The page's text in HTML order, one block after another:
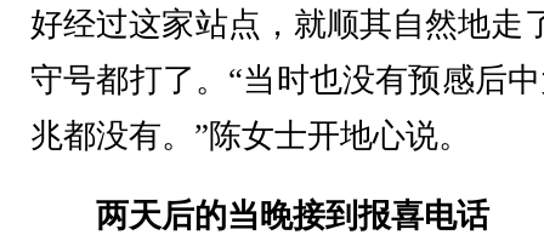
好经过这家站点，就顺其自然地走
守号都打了。“当时也没有预感后
兆都没有。”陈女士开地心说。
两天后的当晚接到报喜电话